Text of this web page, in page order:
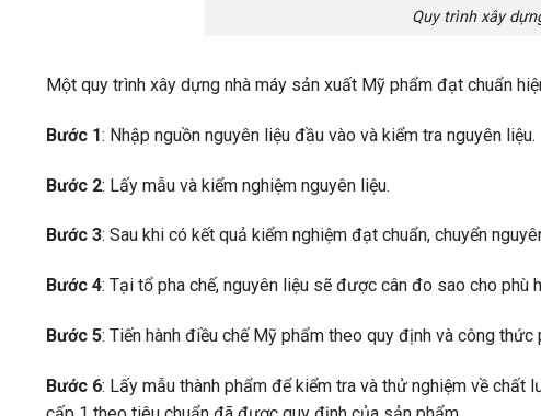
Quy trình xây
Một quy trình xây dựng nhà máy sản xuất Mỹ phẩm đạt chuẩn
Bước 1: Nhập nguồn nguyên liệu đầu vào và kiểm tra nguyên liệu.
Bước 2: Lấy mẫu và kiểm nghiệm nguyên liệu.
Bước 3: Sau khi có kết quả kiểm nghiệm đạt chuẩn, chuyển
Bước 4: Tại tổ pha chế, nguyên liệu sẽ được cân đo sao cho
Bước 5: Tiến hành điều chế Mỹ phẩm theo quy định và công
Bước 6: Lấy mẫu thành phẩm để kiểm tra và thử nghiệm về chất